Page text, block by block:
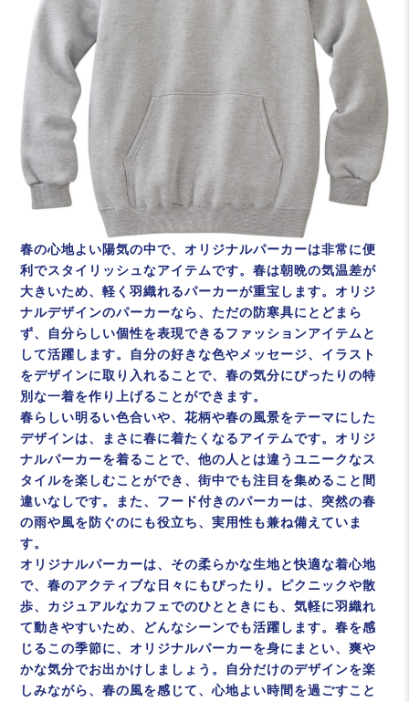
春の心地よい陽気の中で、オリジナルパーカーは非常に便
利でスタイリッシュなアイテムです。春は朝晩の気温差が
大きいため、軽く羽織れるパーカーが重宝します。オリジ
ナルデザインのパーカーなら、ただの防寒具にとどまら
ず、自分らしい個性を表現できるファッションアイテムと
して活躍します。自分の好きな色やメッセージ、イラスト
をデザインに取り入れることで、春の気分にぴったりの特
別な一着を作り上げることができます。
春らしい明るい色合いや、花柄や春の風景をテーマにした
デザインは、まさに春に着たくなるアイテムです。オリジ
ナルパーカーを着ることで、他の人とは違うユニークなス
タイルを楽しむことができ、街中でも注目を集めること間
違いなしです。また、フード付きのパーカーは、突然の春
の雨や風を防ぐのにも役立ち、実用性も兼ね備えていま
す。
オリジナルパーカーは、その柔らかな生地と快適な着心地
で、春のアクティブな日々にもぴったり。ピクニックや散
歩、カジュアルなカフェでのひとときにも、気軽に羽織れ
て動きやすいため、どんなシーンでも活躍します。春を感
じるこの季節に、オリジナルパーカーを身にまとい、爽や
かな気分でお出かけしましょう。自分だけのデザインを楽
しみながら、春の風を感じて、心地よい時間を過ごすこと